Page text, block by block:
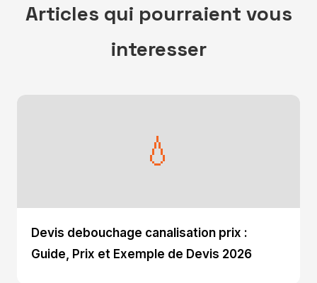
Articles qui pourraient vous
interesser
💧
Devis debouchage canalisation prix :
Guide, Prix et Exemple de Devis 2026